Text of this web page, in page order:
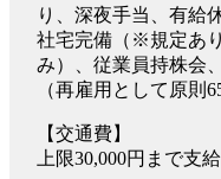
り、深夜手当、有給
社宅完備（※規定あ
み）、従業員持株会
（再雇用として原則
【交通費】
上限30,000円まで支